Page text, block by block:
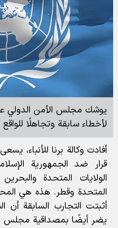
يوشك مجلس الأمن الدولي
لأخطاء سابقة وتجاهلًا للواقع
أفادتوكالة برنا للأنباء، يسعى
قرار ضد الجمهورية
الولايات المتحدة
المتحدة وقطر. هذه هي
أثبتت التجارب السابقة
يضر أيضًا بمصداقية مجلس